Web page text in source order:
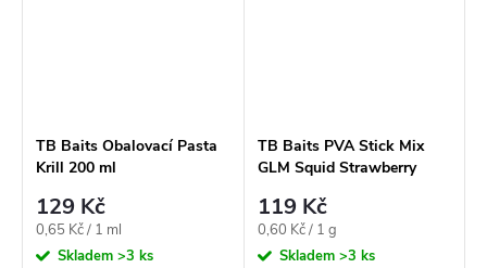
TB Baits Obalovací Pasta
Krill 200 ml
129 Kč
Měrná
cena:
0,65 Kč / 1 ml
Skladem >3 ks
TB Baits PVA Stick Mix
GLM Squid Strawberry
119 Kč
Měrná
cena:
0,60 Kč / 1 g
Skladem >3 ks